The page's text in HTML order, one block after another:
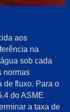
aos
na
sob cada
normas
de fluxo. Para o
do ASME
a taxa de